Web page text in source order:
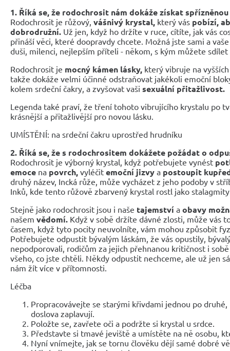
1. Říká se, že rodochrosit nám dokáže získat
Rodochrosit je růžový, vášnivý krystal, který vás pobízí,
dobrodružní. Už jen, když ho držíte v ruce, cítíte, jak vás
přináší věci, které doopravdy chcete. Možná jste sami a
duši, milenci, nejlepším příteli - někom, s kým můžete sdílet
Rodochrosit je mocný kámen lásky, který vibruje na
takže dokáže velmi účinné odstraňovat jakékoli emoční
kolem srdeční čakry, a zvyšovat vaši sexuální přitažlivost.
Legenda také praví, že tření tohoto vibrujícího krystalu po
krásnější a přitažlivější pro novou lásku.
UMÍSTĚNÍ: na srdeční čakru uprostřed hrudníku
2. Říká se, že s rodochrositem dokážete požádat o
Rodochrosit je výborný krystal, když potřebujete vynést
emoce na povrch, vyléčit emoční jizvy a postoupit
druhý název, Incká růže, může vycházet z jeho podoby v
Inků, kde tento růžově zbarvený krystal rostl jako
Stejně jako rodochrosit jsou i naše tajemství a obavy
našem vědomí. Když v sobě držíte dávné zlosti, může vás
časem, když tyto pocity neuvolníte, vám mohou způsobit
Potřebujete odpustit bývalým láskám, že vás opustily,
nepodporovali, rodičům za jejich přehnanou kritičnost i
všeho, co jste chtěli. Někdy odpustit nechceme, ale už jen
nám žít více v přítomnosti.
Léčba
Propracovávejte se starými křivdami jednou po
doslova zaplavují.
Položte se, zavřete oči a podržte si krystal u srdce.
Představte si tmavé jeviště a umístěte na ně osobu,
Nyní vnímejte, jak se tornu člověku dějí samé dobré